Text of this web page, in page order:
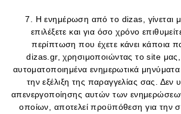
7. Η ενημέρωση από το dizas, γίνεται
επιλέξετε και για όσο χρόνο
περίπτωση που έχετε κάνει κάποια
dizas.gr, χρησιμοποιώντας το site
αυτοματοποιημένα ενημερωτικά
την εξέλιξη της παραγγελίας σας. Δεν
απενεργοποίησης αυτών των
οποίων, αποτελεί προϋπόθεση για την